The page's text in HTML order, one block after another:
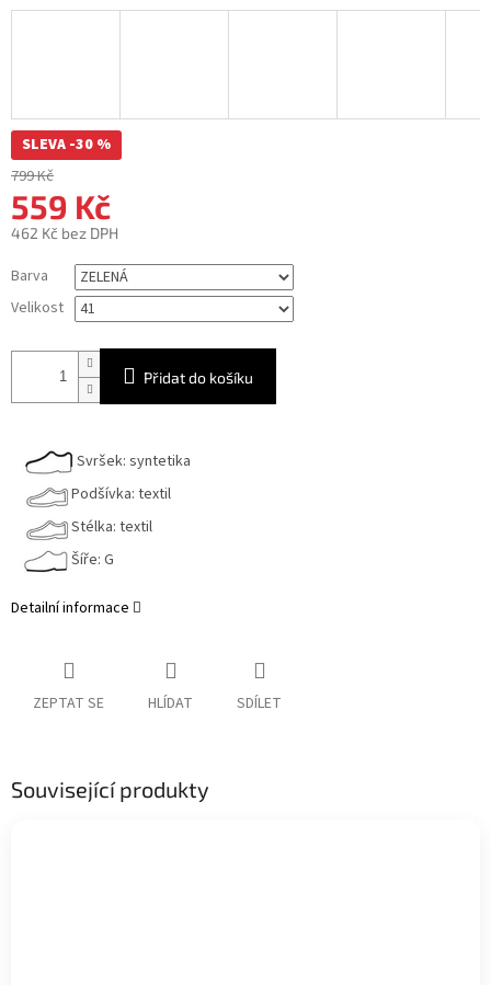
SLEVA -30 %
799 Kč
559 Kč
462 Kč bez DPH
cena:
Barva
Velikost
Přidat do košíku
Svršek: syntetika
Podšívka: textil
Stélka: textil
Šíře: G
Detailní informace
ZEPTAT SE HLÍDAT SDÍLET
Související produkty